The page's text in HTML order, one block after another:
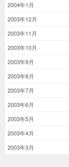
2004年1月
2003年12月
2003年11月
2003年10月
2003年9月
2003年8月
2003年7月
2003年6月
2003年5月
2003年4月
2003年3月